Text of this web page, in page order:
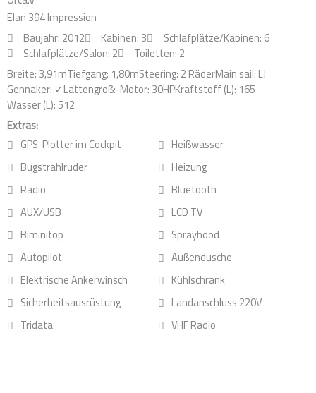
o
k
i
n a
m
Elan 394 Impression
Baujahr: 2012
Kabinen: 3
Schlafplätze/Kabinen: 6
Schlafplätze/Salon: 2
Toiletten: 2
Breite: 3,91mTiefgang: 1,80mSteering: 2 RäderMain sail: LJ
Gennaker: ✓Lattengroß:-Motor: 30HPKraftstoff (L): 165
Wasser (L): 512
Extras:
GPS-Plotter im Cockpit
Heißwasser
Bugstrahlruder
Heizung
Radio
Bluetooth
AUX/USB
LCD TV
Biminitop
Sprayhood
Autopilot
Außendusche
Elektrische Ankerwinsch
Kühlschrank
Sicherheitsausrüstung
Landanschluss 220V
Tridata
VHF Radio